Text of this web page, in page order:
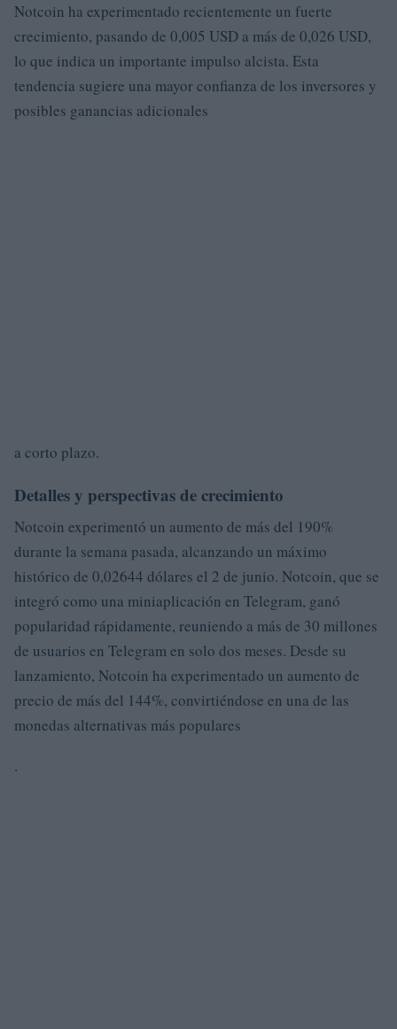
Notcoin ha experimentado recientemente un fuerte
crecimiento, pasando de 0,005 USD a más de 0,026 USD,
lo que indica un importante impulso alcista. Esta
tendencia sugiere una mayor confianza de los inversores y
posibles ganancias adicionales
a corto plazo.
Detalles y perspectivas de crecimiento
Notcoin experimentó un aumento de más del 190%
durante la semana pasada, alcanzando un máximo
histórico de 0,02644 dólares el 2 de junio. Notcoin, que se
integró como una miniaplicación en Telegram, ganó
popularidad rápidamente, reuniendo a más de 30 millones
de usuarios en Telegram en solo dos meses. Desde su
lanzamiento, Notcoin ha experimentado un aumento de
precio de más del 144%, convirtiéndose en una de las
monedas alternativas más populares
.